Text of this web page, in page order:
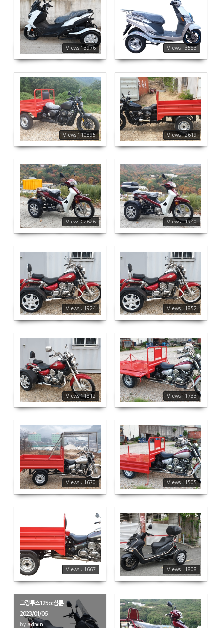
Views : 3976
3976
Views : 3583
3583
Views : 10895
10895
Views : 2619
2619
Views : 2626
2626
Views : 1940
1940
Views : 1924
1924
Views : 1852
1852
Views : 1812
1812
Views : 1733
1733
Views : 1670
1670
Views : 1505
1505
Views : 1667
1667
Views : 1808
1808
그랑투스125cc삼륜
2023/01/06
by admin